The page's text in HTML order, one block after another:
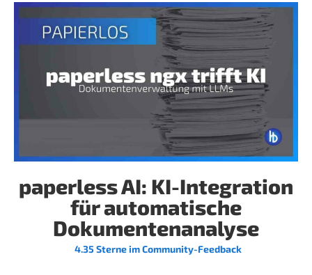
paperless AI: KI-Integration
für automatische
Dokumentenanalyse
4.35 Sterne im Community-Feedback